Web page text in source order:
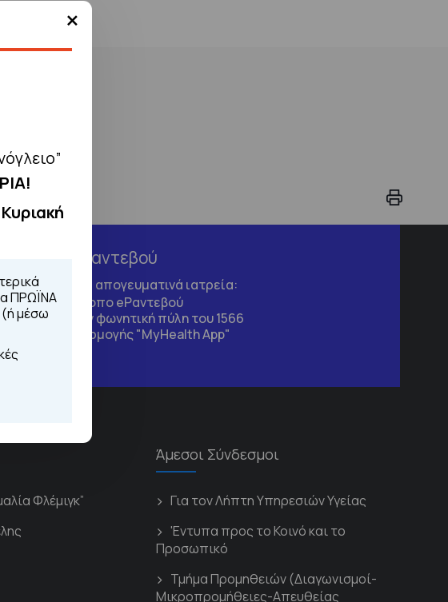
×
ΠΡΩΪΝΑ
(ή μέσω
για Ραντεβού
πρωινά και τα απογευματινά ιατρεία:
Από τον ιστότοποeΡαντεβού
Καλώντας στην φωνητική πύλη του 1566
Μέσω της εφαρμογής "MyHealth App"
Φλέμιγκ”
Άμεσοι Σύνδεσμοι
Για τον Λήπτη Υπηρεσιών Υγείας
'Εντυπα προς το Κοινό και το
Προσωπικό
Τμήμα Προμηθειών (Διαγωνισμοί-
Μικροπρομήθειες-Απευθείας